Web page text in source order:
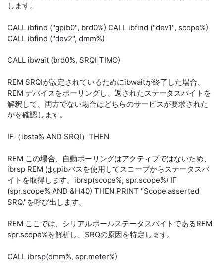
します。
CALL ibfind ("gpib0", brd0%) CALL ibfind ("dev1", scope%)
CALL ibfind ("dev2", dmm%)
CALL ibwait (brd0%, SRQI|TIMO)
REM SRQIが設定されているためにibwaitが終了した場合、
REM デバイスをポーリングし、返されたステータスバイトを
解釈して、両方でない場合はどちらのサービスが要求された
かを確認します。
IF（ibsta% AND SRQI）THEN
REM この場合、自動ポーリングはアクティブではないため、
ibrsp REM はgpibバスを使用してスコープからステータスバ
イトを取得します。ibrsp(scope%, spr.scope%) IF
(spr.scope% AND &H40) THEN PRINT "Scope asserted
SRQ."を呼び出します。
REM ここでは、シリアルポールステータスバイトであるREM
spr.scope%を解析し、SRQの原因を特定します。
CALL ibrsp(dmm%, spr.meter%)